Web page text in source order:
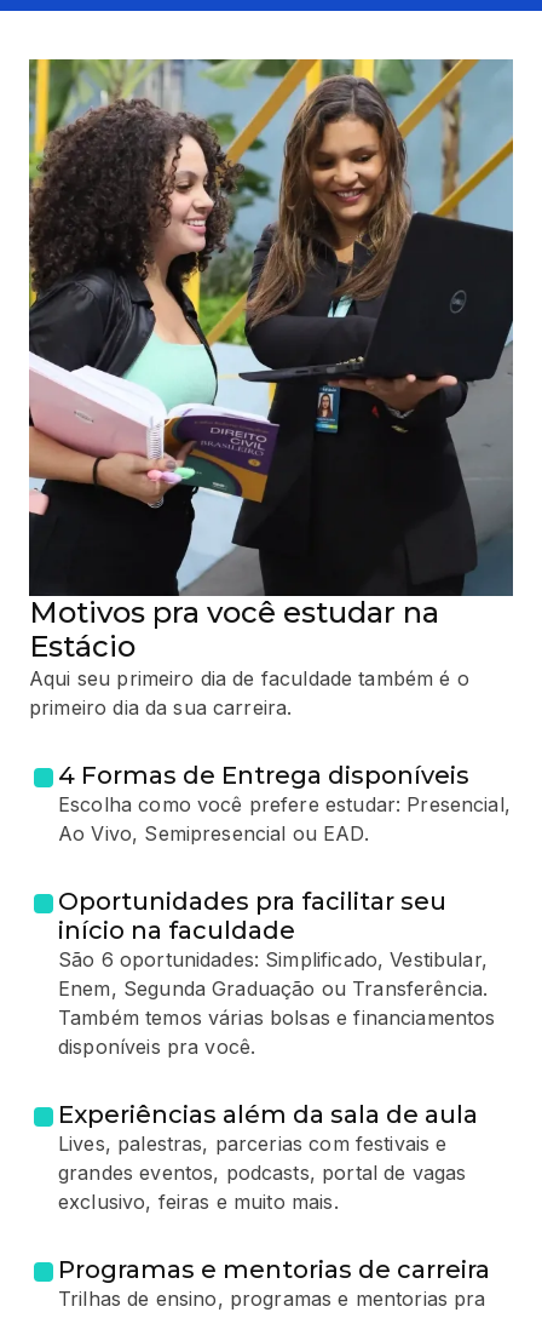
Motivos pra você estudar na
Estácio
Aqui seu primeiro dia de faculdade também é o
primeiro dia da sua carreira.
4 Formas de Entrega disponíveis
Escolha como você prefere estudar: Presencial,
Ao Vivo, Semipresencial ou EAD.
Oportunidades pra facilitar seu
início na faculdade
São 6 oportunidades: Simplificado, Vestibular,
Enem, Segunda Graduação ou Transferência.
Também temos várias bolsas e financiamentos
disponíveis pra você.
Experiências além da sala de aula
Lives, palestras, parcerias com festivais e
grandes eventos, podcasts, portal de vagas
exclusivo, feiras e muito mais.
Programas e mentorias de carreira
Trilhas de ensino, programas e mentorias pra